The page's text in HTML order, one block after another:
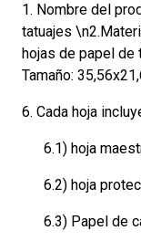
1. Nombre del
tatuajes
hojas de papel de
Tamaño:
6. Cada hoja
6.1) hoja
6.2) hoja
6.3) Papel de